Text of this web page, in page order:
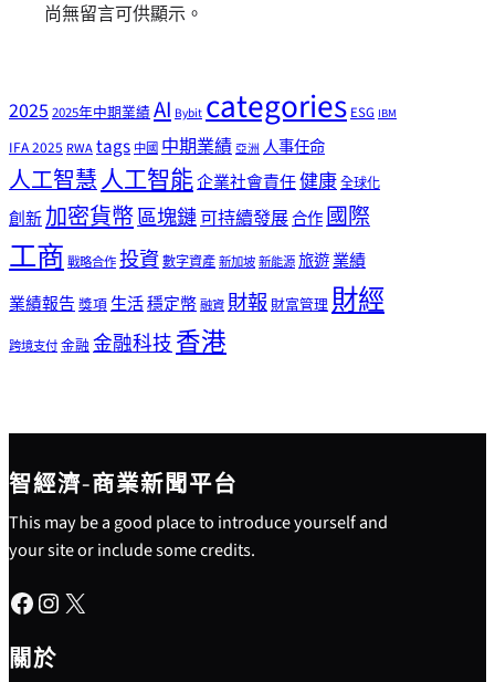
尚無留言可供顯示。
2025 2025年中期業績AI Bybitcategories ESG IBM
IFA 2025 RWAtags 中國 中期業績 亞洲 人事任命
人工智慧人工智能企業社會責任健康全球化
創新加密貨幣區塊鏈可持續發展合作國際
工商 戰略合作投資數字資產新加坡新能源旅遊業績
業績報告 獎項生活穩定幣融資 財報 財富管理 財經
跨境支付金融 金融科技 香港
智經濟-商業新聞平台
This may be a good place to introduce yourself and
your site or include some credits.
Facebook Instagram X
關於